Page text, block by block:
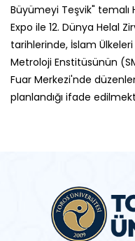
Büyümeyi Teşvik" temalı
Expo ile 12. Dünya Helal
tarihlerinde, İslam
Metroloji Enstitüsünün
Fuar Merkezi'nde
planlandığı ifade